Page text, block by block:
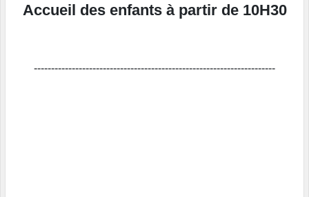
Accueil des enfants à partir de 10H30
----------------------------------------------------------------------